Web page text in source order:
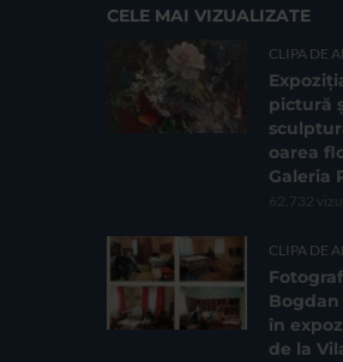
CELE MAI VIZUALIZATE
CLIPA DE
pictură
oarea
Galeria
62.732
CLIPA DE
Bogdan
în
de la